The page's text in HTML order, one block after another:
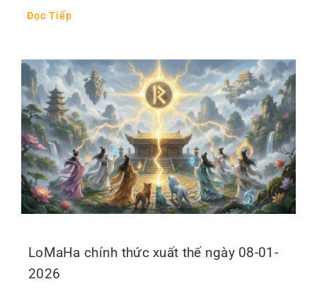
Đọc Tiếp
LoMaHa chính thức xuất thế ngày 08-01-
2026